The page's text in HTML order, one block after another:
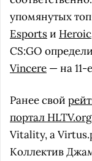
упомянутых
Esportsи Heroic
CS:GO
Vincere — на 11-
Ранее свой
портал HLTV.org
Vitality, а
Коллектив